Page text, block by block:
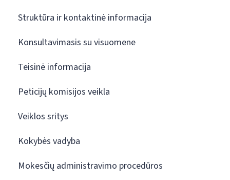
Struktūra ir kontaktinė informacija
Konsultavimasis su visuomene
Teisinė informacija
Peticijų komisijos veikla
Veiklos sritys
Kokybės vadyba
Mokesčių administravimo procedūros